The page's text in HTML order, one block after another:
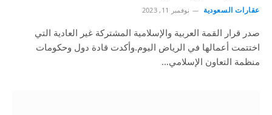
عقارات السعودية نوفمبر 11, 2023
صدر قرار القمة العربية والإسلامية المشتركة غير العادية التي
اختتمت أعمالها في الرياض اليوم.وأكدت قادة دول وحكومات
منظمة التعاون الإسلامي…